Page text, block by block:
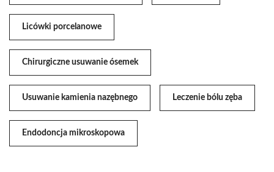
Licówki porcelanowe
Chirurgiczne usuwanie ósemek
Usuwanie kamienia nazębnego Leczenie bólu zęba
Endodoncja mikroskopowa